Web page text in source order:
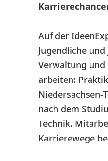
Auf der
Jugendliche
Verwaltung und
arbeiten:
Niedersachsen-
nach dem
Technik.
Karrierewege